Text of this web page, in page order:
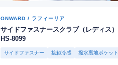
ONWARD / ラフィーリア
サイドファスナースクラブ（レディス）
HS-8099
サイドファスナー 接触冷感 撥水裏地ポケット